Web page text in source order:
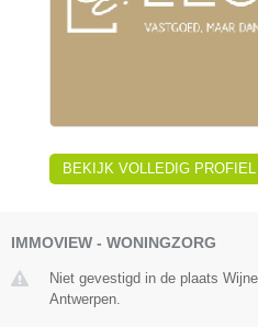
BEKIJK VOLLEDIG PROFIEL
IMMOVIEW - WONINGZORG
Niet gevestigd in de plaats
Antwerpen.